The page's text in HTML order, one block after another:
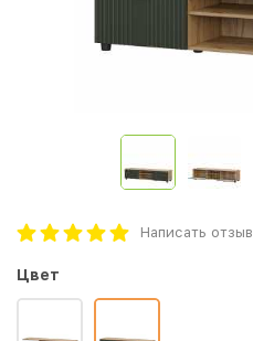
Написать отзыв
Цвет